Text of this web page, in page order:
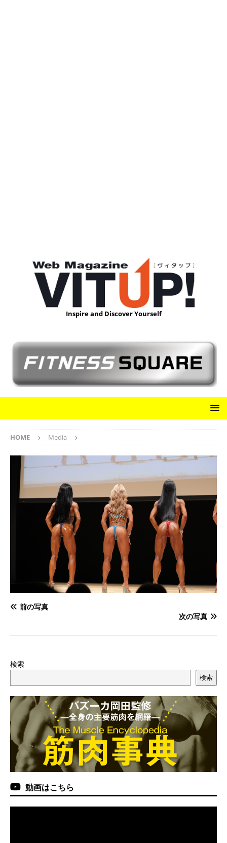
Inspire and Discover Yourself
HOME Media
前の写真
次の写真
検索
検索
動画はこちら